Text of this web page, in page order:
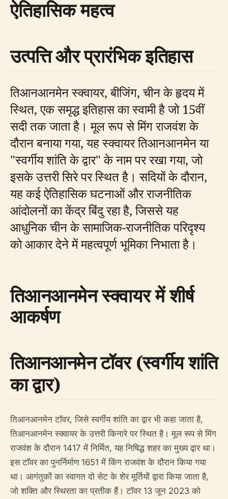
ऐतिहासिक महत्व
उत्पत्ति और प्रारंभिक इतिहास
तिआनआनमेन स्क्वायर, बीजिंग, चीन के हृदय में
स्थित, एक समृद्ध इतिहास का स्वामी है जो 15वीं
सदी तक जाता है। मूल रूप से मिंग राजवंश के
दौरान बनाया गया, यह स्क्वायर तिआनआनमेन या
"स्वर्गीय शांति के द्वार" के नाम पर रखा गया, जो
इसके उत्तरी सिरे पर स्थित है। सदियों के दौरान,
यह कई ऐतिहासिक घटनाओं और राजनीतिक
आंदोलनों का केंद्र बिंदु रहा है, जिससे यह
आधुनिक चीन के सामाजिक-राजनीतिक परिदृश्य
को आकार देने में महत्वपूर्ण भूमिका निभाता है।
तिआनआनमेन स्क्वायर में शीर्ष
आकर्षण
तिआनआनमेन टॉवर (स्वर्गीय शांति
का द्वार)
तिआनआनमेन टॉवर, जिसे स्वर्गीय शांति का द्वार भी कहा जाता है,
तिआनआनमेन स्क्वायर के उत्तरी किनारे पर स्थित है। मूल रूप से मिंग
राजवंश के दौरान 1417 में निर्मित, यह निषिद्ध शहर का मुख्य द्वार था।
इस टॉवर का पुनर्निर्माण 1651 में किंग राजवंश के दौरान किया गया
था। आगंतुकों का स्वागत दो सेट के शेर मूर्तियों द्वारा किया जाता है,
जो शक्ति और स्थिरता का प्रतीक हैं। टॉवर 13 जून 2023 को